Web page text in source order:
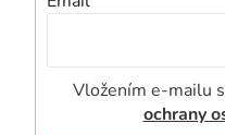
Vložením e-mailu
ochrany